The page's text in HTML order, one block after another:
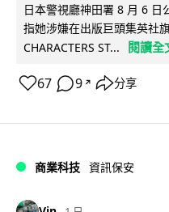
日本警視廳神田署 8 月 6 日
指她涉嫌在出版巨頭集英社
CHARACTERS ST...
閱讀全
67 9 ↗ 分享
商業科技 資訊保安